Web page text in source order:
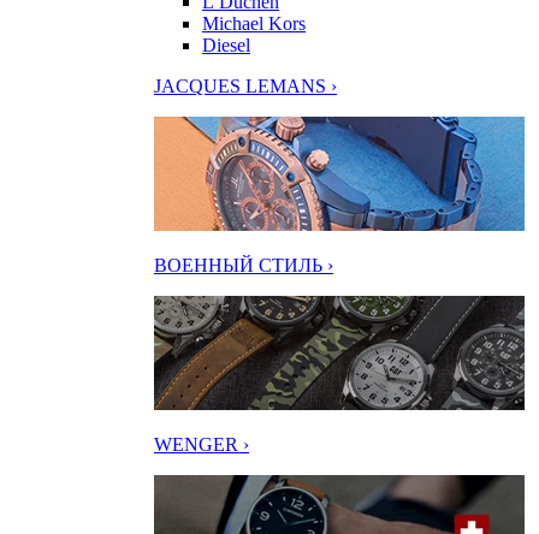
Michael Kors
Diesel
JACQUES LEMANS ›
ВОЕННЫЙ СТИЛЬ ›
WENGER ›